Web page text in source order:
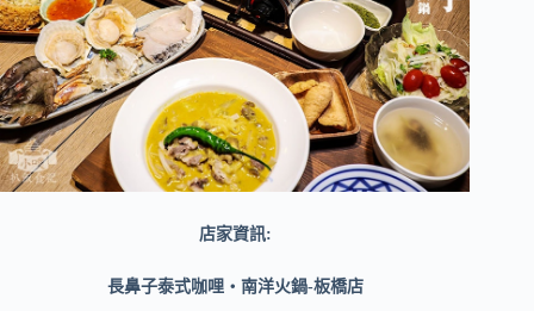
店家資訊:
長鼻子泰式咖哩・南洋火鍋-板橋店